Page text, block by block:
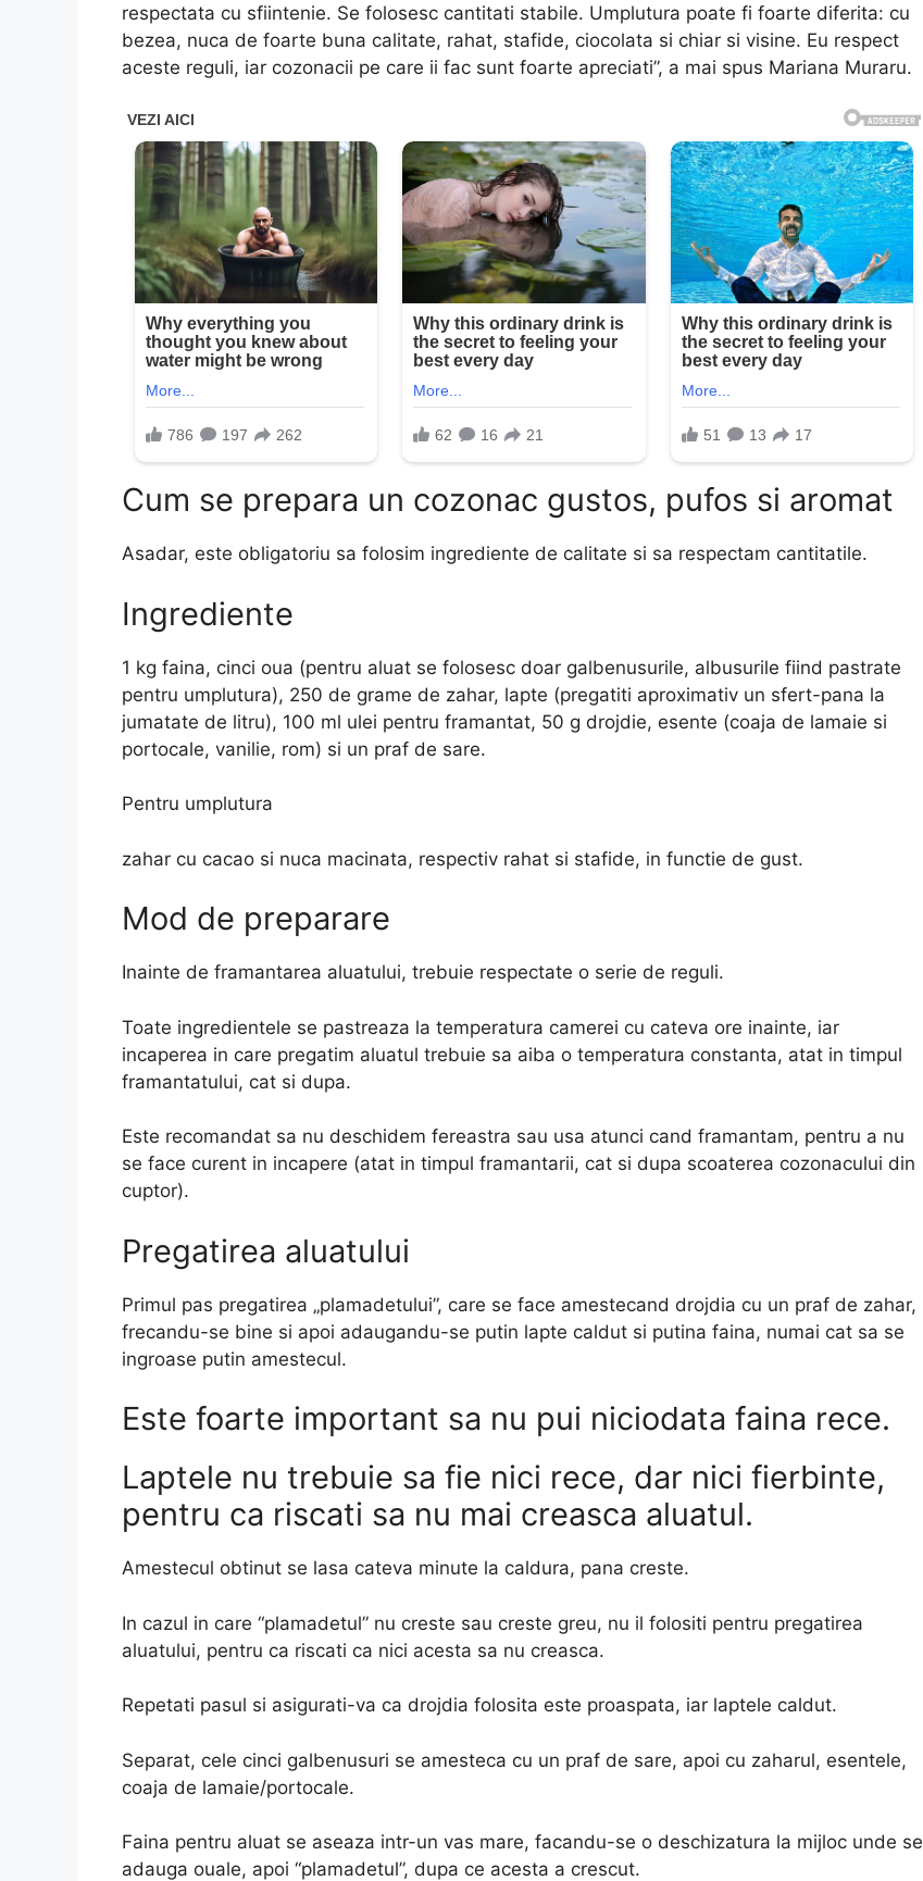
respectata cu sfiintenie. Se folosesc cantitati stabile. Umplutura poate fi foarte diferita: cu
bezea, nuca de foarte buna calitate, rahat, stafide, ciocolata si chiar si visine. Eu respect
aceste reguli, iar cozonacii pe care ii fac sunt foarte apreciati”, a mai spus Mariana Muraru.
Cum se prepara un cozonac gustos, pufos si aromat
Asadar, este obligatoriu sa folosim ingrediente de calitate si sa respectam cantitatile.
Ingrediente
1 kg faina, cinci oua (pentru aluat se folosesc doar galbenusurile, albusurile fiind pastrate
pentru umplutura), 250 de grame de zahar, lapte (pregatiti aproximativ un sfert-pana la
jumatate de litru), 100 ml ulei pentru framantat, 50 g drojdie, esente (coaja de lamaie si
portocale, vanilie, rom) si un praf de sare.
Pentru umplutura
zahar cu cacao si nuca macinata, respectiv rahat si stafide, in functie de gust.
Mod de preparare
Inainte de framantarea aluatului, trebuie respectate o serie de reguli.
Toate ingredientele se pastreaza la temperatura camerei cu cateva ore inainte, iar
incaperea in care pregatim aluatul trebuie sa aiba o temperatura constanta, atat in timpul
framantatului, cat si dupa.
Este recomandat sa nu deschidem fereastra sau usa atunci cand framantam, pentru a nu
se face curent in incapere (atat in timpul framantarii, cat si dupa scoaterea cozonacului din
cuptor).
Pregatirea aluatului
Primul pas pregatirea „plamadetului”, care se face amestecand drojdia cu un praf de zahar,
frecandu-se bine si apoi adaugandu-se putin lapte caldut si putina faina, numai cat sa se
ingroase putin amestecul.
Este foarte important sa nu pui niciodata faina rece.
Laptele nu trebuie sa fie nici rece, dar nici fierbinte,
pentru ca riscati sa nu mai creasca aluatul.
Amestecul obtinut se lasa cateva minute la caldura, pana creste.
In cazul in care “plamadetul” nu creste sau creste greu, nu il folositi pentru pregatirea
aluatului, pentru ca riscati ca nici acesta sa nu creasca.
Repetati pasul si asigurati-va ca drojdia folosita este proaspata, iar laptele caldut.
Separat, cele cinci galbenusuri se amesteca cu un praf de sare, apoi cu zaharul, esentele,
coaja de lamaie/portocale.
Faina pentru aluat se aseaza intr-un vas mare, facandu-se o deschizatura la mijloc unde se
adauga ouale, apoi “plamadetul”, dupa ce acesta a crescut.